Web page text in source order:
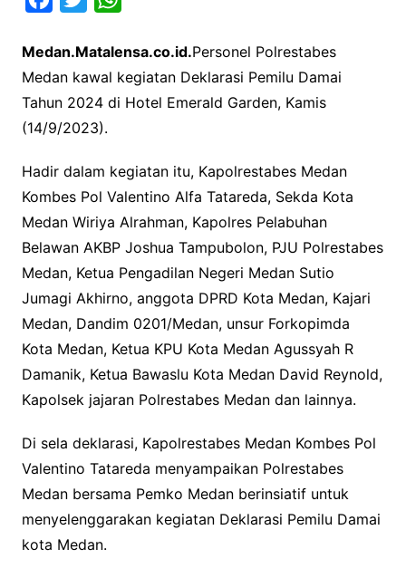
c
e
b
o
o
k
i
t
t
e
a
t
s
p
Medan.Matalensa.co.id.Personel Polrestabes
Medan kawal kegiatan Deklarasi Pemilu Damai
Tahun 2024 di Hotel Emerald Garden, Kamis
(14/9/2023).
Hadir dalam kegiatan itu, Kapolrestabes Medan
Kombes Pol Valentino Alfa Tatareda, Sekda Kota
Medan Wiriya Alrahman, Kapolres Pelabuhan
Belawan AKBP Joshua Tampubolon, PJU Polrestabes
Medan, Ketua Pengadilan Negeri Medan Sutio
Jumagi Akhirno, anggota DPRD Kota Medan, Kajari
Medan, Dandim 0201/Medan, unsur Forkopimda
Kota Medan, Ketua KPU Kota Medan Agussyah R
Damanik, Ketua Bawaslu Kota Medan David Reynold,
Kapolsek jajaran Polrestabes Medan dan lainnya.
Di sela deklarasi, Kapolrestabes Medan Kombes Pol
Valentino Tatareda menyampaikan Polrestabes
Medan bersama Pemko Medan berinsiatif untuk
menyelenggarakan kegiatan Deklarasi Pemilu Damai
kota Medan.